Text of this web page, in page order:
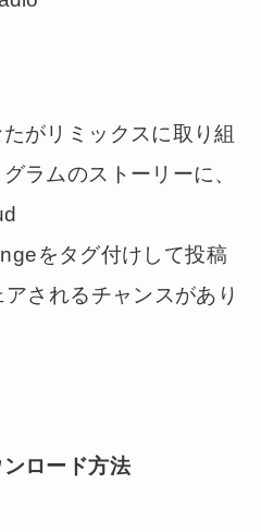
がリミックスに取り組
ラムのストーリーに、
をタグ付けして投稿
されるチャンスがあり
ロード方法